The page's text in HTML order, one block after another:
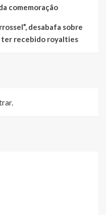
comemoração
desabafa sobre
ter recebido royalties